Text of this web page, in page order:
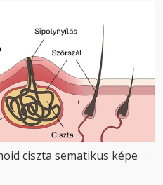
ciszta sematikus képe